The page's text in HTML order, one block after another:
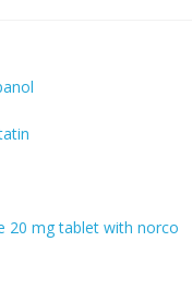
20 mg tablet with norco